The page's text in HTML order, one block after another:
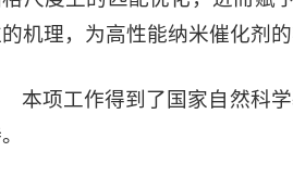
机理，为高性能纳米催化剂
本项工作得到了国家自然科